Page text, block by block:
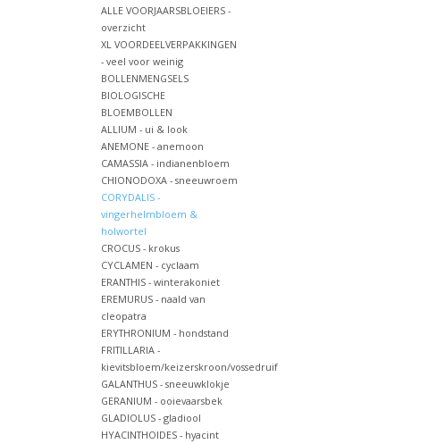
ALLE VOORJAARSBLOEIERS -
overzicht
XL VOORDEELVERPAKKINGEN
- veel voor weinig
BOLLENMENGSELS
BIOLOGISCHE
BLOEMBOLLEN
ALLIUM - ui & look
ANEMONE - anemoon
CAMASSIA - indianenbloem
CHIONODOXA - sneeuwroem
CORYDALIS -
vingerhelmbloem &
holwortel
CROCUS - krokus
CYCLAMEN - cyclaam
ERANTHIS - winterakoniet
EREMURUS - naald van
cleopatra
ERYTHRONIUM - hondstand
FRITILLARIA -
kievitsbloem/keizerskroon/vossedruif
GALANTHUS - sneeuwklokje
GERANIUM - ooievaarsbek
GLADIOLUS - gladiool
HYACINTHOIDES - hyacint